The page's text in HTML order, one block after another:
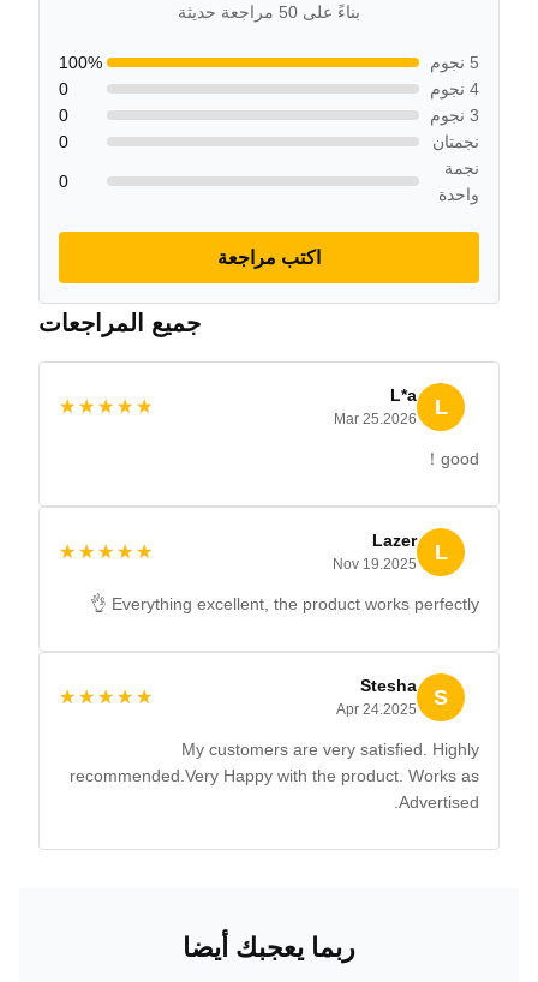
بناءً على 50 مراجعة حديثة
5 نجوم
100%
4 نجوم
0
3 نجوم
0
نجمتان
0
نجمة
واحدة
0
اكتب مراجعة
جميع المراجعات
L
L*a
Mar 25.2026
★★★★★
★★★★★
good！
L
Lazer
Nov 19.2025
★★★★★
★★★★★
Everything excellent, the product works perfectly 👌
S
Stesha
Apr 24.2025
★★★★★
★★★★★
My customers are very satisfied. Highly
recommended.Very Happy with the product. Works as
Advertised.
ربما يعجبك أيضا